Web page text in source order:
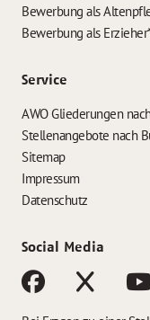
Bewerbung als
Bewerbung als
Service
AWO Gliederungen
Stellenangebote nach
Sitemap
Impressum
Datenschutz
Social Media